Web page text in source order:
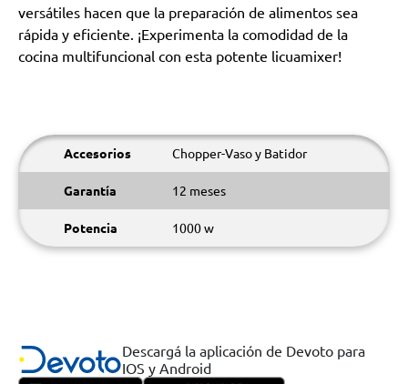
versátiles hacen que la preparación de alimentos sea
rápida y eficiente. ¡Experimenta la comodidad de la
cocina multifuncional con esta potente licuamixer!
Accesorios Chopper-Vaso y Batidor
Garantía 12 meses
Potencia 1000 w
Descargá la aplicación de Devoto para
IOS y Android